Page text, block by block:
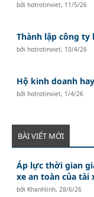
bởihotrotinviet, 11/5/26
Thành lập công
bởihotrotinviet, 10/4/26
Hộ kinh doanh
bởihotrotinviet, 1/4/26
BÀI VIẾT MỚI
Áp lực thời gian
xe an toàn của tài
bởi Khanhlinh,28/6/26